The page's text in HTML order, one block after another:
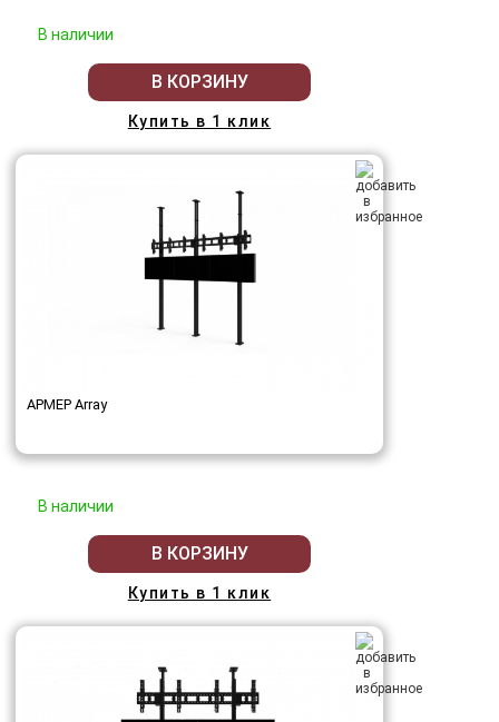
В наличии
В КОРЗИНУ
Купить в 1 клик
АРМЕР Array
В наличии
В КОРЗИНУ
Купить в 1 клик